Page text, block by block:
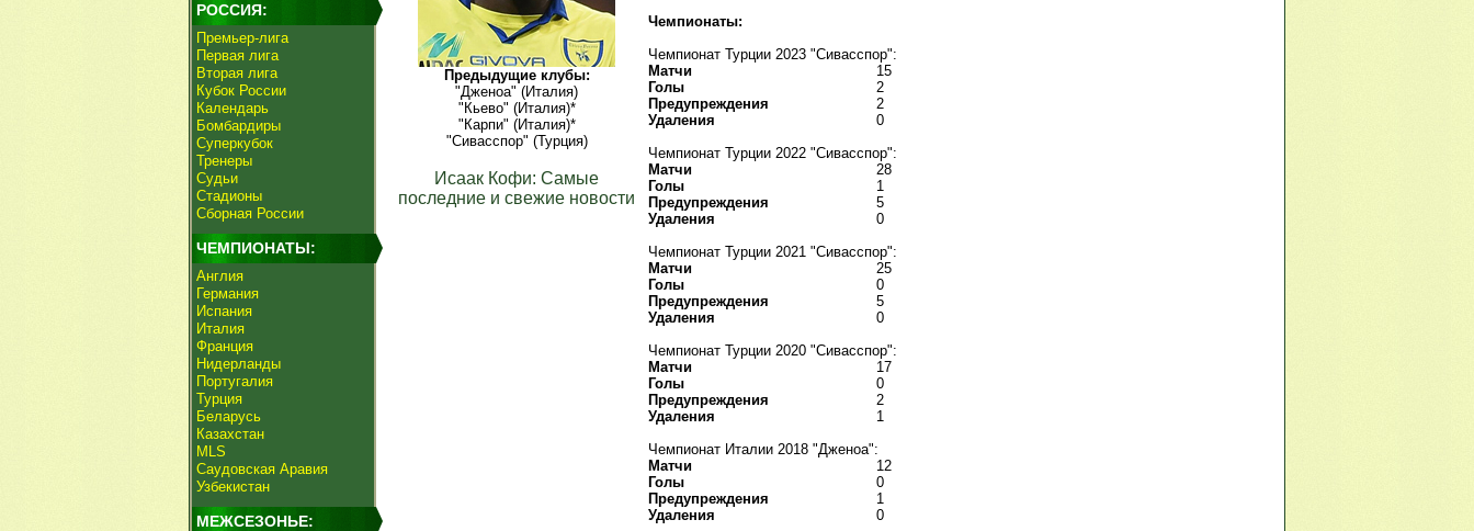
РОССИЯ:
Премьер-лига
Первая лига
Вторая лига
Кубок России
Календарь
Бомбардиры
Суперкубок
Тренеры
Судьи
Стадионы
Сборная России
ЧЕМПИОНАТЫ:
Англия
Германия
Испания
Италия
Франция
Нидерланды
Португалия
Турция
Беларусь
Казахстан
MLS
Саудовская Аравия
Узбекистан
МЕЖСЕЗОНЬЕ:
Предыдущие клубы:
"Дженоа" (Италия)
"Кьево" (Италия)*
"Карпи" (Италия)*
"Сивасспор" (Турция)
Исаак Кофи: Самые
последние и свежие новости
Чемпионаты:
Чемпионат Турции 2023 "Сивасспор":
Матчи
15
Голы
2
Предупреждения
2
Удаления
0
Чемпионат Турции 2022 "Сивасспор":
Матчи
28
Голы
1
Предупреждения
5
Удаления
0
Чемпионат Турции 2021 "Сивасспор":
Матчи
25
Голы
0
Предупреждения
5
Удаления
0
Чемпионат Турции 2020 "Сивасспор":
Матчи
17
Голы
0
Предупреждения
2
Удаления
1
Чемпионат Италии 2018 "Дженоа":
Матчи
12
Голы
0
Предупреждения
1
Удаления
0